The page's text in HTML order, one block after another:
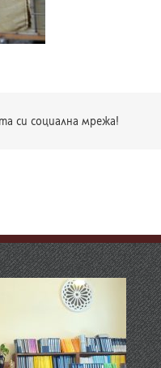
си социална мрежа!